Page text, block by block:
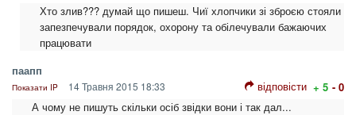
Хто злив??? думай що пишеш. Чиї хлопчики зі зброєю стояли
запезпечували порядок, охорону та обілечували бажаючих
працювати
паапп
Показати IP 14 Травня 2015 18:33 відповісти + 5 - 0
А чому не пишуть скільки осіб звідки вони і так дал...